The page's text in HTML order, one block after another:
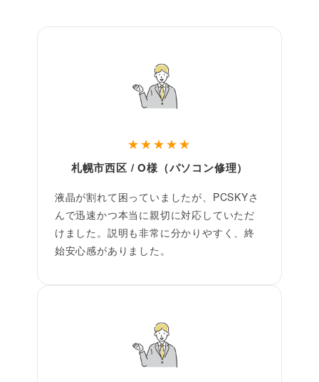
★★★★★
札幌市西区 / O様（パソコン修理）
液晶が割れて困っていましたが、PCSKYさ
んで迅速かつ本当に親切に対応していただ
けました。説明も非常に分かりやすく、終
始安心感がありました。